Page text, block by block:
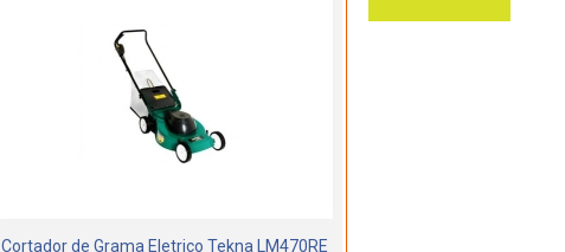
Cortador de Grama Eletrico Tekna LM470RE